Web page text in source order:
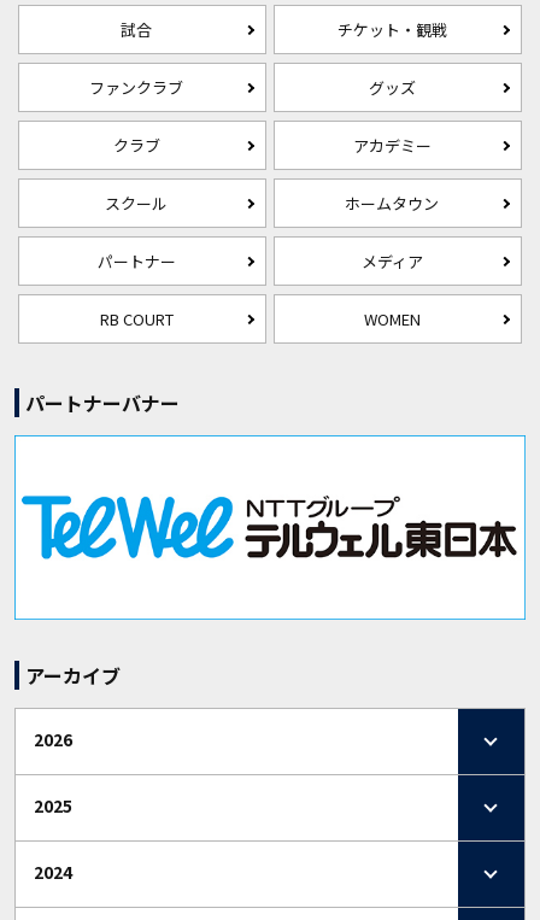
試合 チケット・観戦
ファンクラブ グッズ
クラブ アカデミー
スクール ホームタウン
パートナー メディア
RB COURT WOMEN
パートナーバナー
アーカイブ
2026
2025
2024